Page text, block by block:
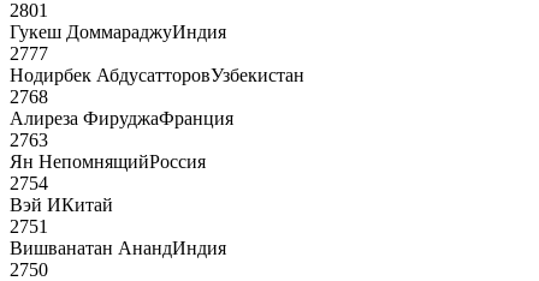
2801
Гукеш ДоммараджуИндия
2777
Нодирбек АбдусатторовУзбекистан
2768
Алиреза ФируджаФранция
2763
Ян НепомнящийРоссия
2754
Вэй ИКитай
2751
Вишванатан АнандИндия
2750